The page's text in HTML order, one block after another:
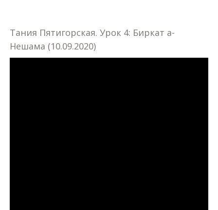
Тания Пятигорская. Урок 4: Биркат а-
Нешама (10.09.2020)